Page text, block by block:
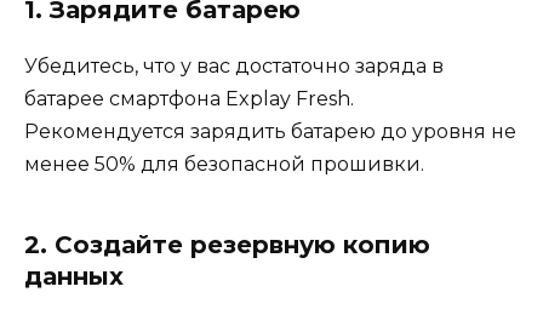
1. Зарядите батарею
Убедитесь, что у вас достаточно заряда в
батарее смартфона Explay Fresh.
Рекомендуется зарядить батарею до уровня не
менее 50% для безопасной прошивки.
2. Создайте резервную копию
данных